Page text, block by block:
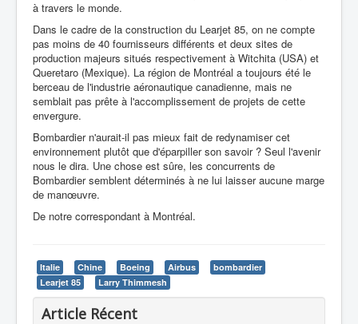
à travers le monde.
Dans le cadre de la construction du Learjet 85, on ne compte
pas moins de 40 fournisseurs différents et deux sites de
production majeurs situés respectivement à Witchita (USA) et
Queretaro (Mexique). La région de Montréal a toujours été le
berceau de l'industrie aéronautique canadienne, mais ne
semblait pas prête à l'accomplissement de projets de cette
envergure.
Bombardier n'aurait-il pas mieux fait de redynamiser cet
environnement plutôt que d'éparpiller son savoir ? Seul l'avenir
nous le dira. Une chose est sûre, les concurrents de
Bombardier semblent déterminés à ne lui laisser aucune marge
de manœuvre.
De notre correspondant à Montréal.
Italie Chine Boeing Airbus
bombardier
Learjet 85
Larry Thimmesh
Article Récent